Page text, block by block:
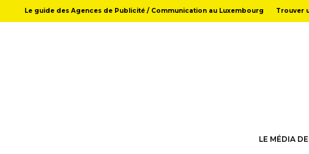
Le guide des Agences de Publicité / Communication au Luxembourg Trouver
LE MÉDIA